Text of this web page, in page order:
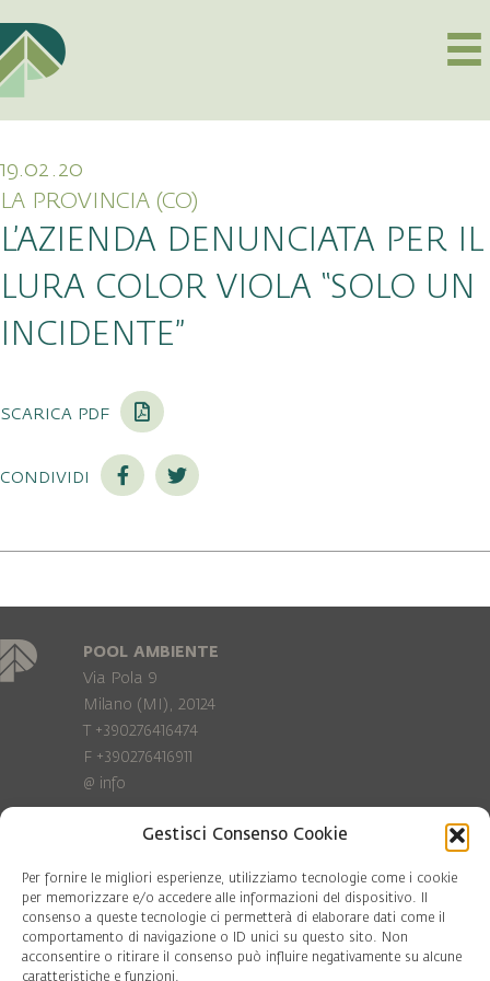
Gestisci Consenso Cookie
Per fornire le migliori esperienze, utilizziamo tecnologie come i cookie
per memorizzare e/o accedere alle informazioni del dispositivo. Il
consenso a queste tecnologie ci permetterà di elaborare dati come il
comportamento di navigazione o ID unici su questo sito. Non
acconsentire o ritirare il consenso può influire negativamente su alcune
caratteristiche e funzioni.
19.02.20
LA PROVINCIA (CO)
L’AZIENDA DENUNCIATA PER IL
LURA COLOR VIOLA “SOLO UN
INCIDENTE”
scarica pdf
condividi
POOL AMBIENTE
Via Pola 9
Milano (MI), 20124
T +390276416474
F +390276416911
@ info
Privacy Policy
Cookie policy
COD. FISC. 97081560159
P.IVA 06375640965
© Pool Ambiente 2026